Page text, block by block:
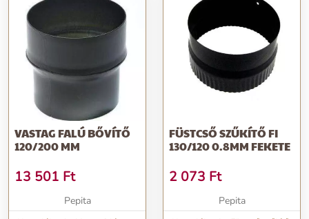
VASTAG FALÚ BŐVÍTŐ
120/200 MM
13 501 Ft
Pepita
FÜSTCSŐ SZŰKÍTŐ FI
130/120 0.8MM FEKETE
2 073 Ft
Pepita